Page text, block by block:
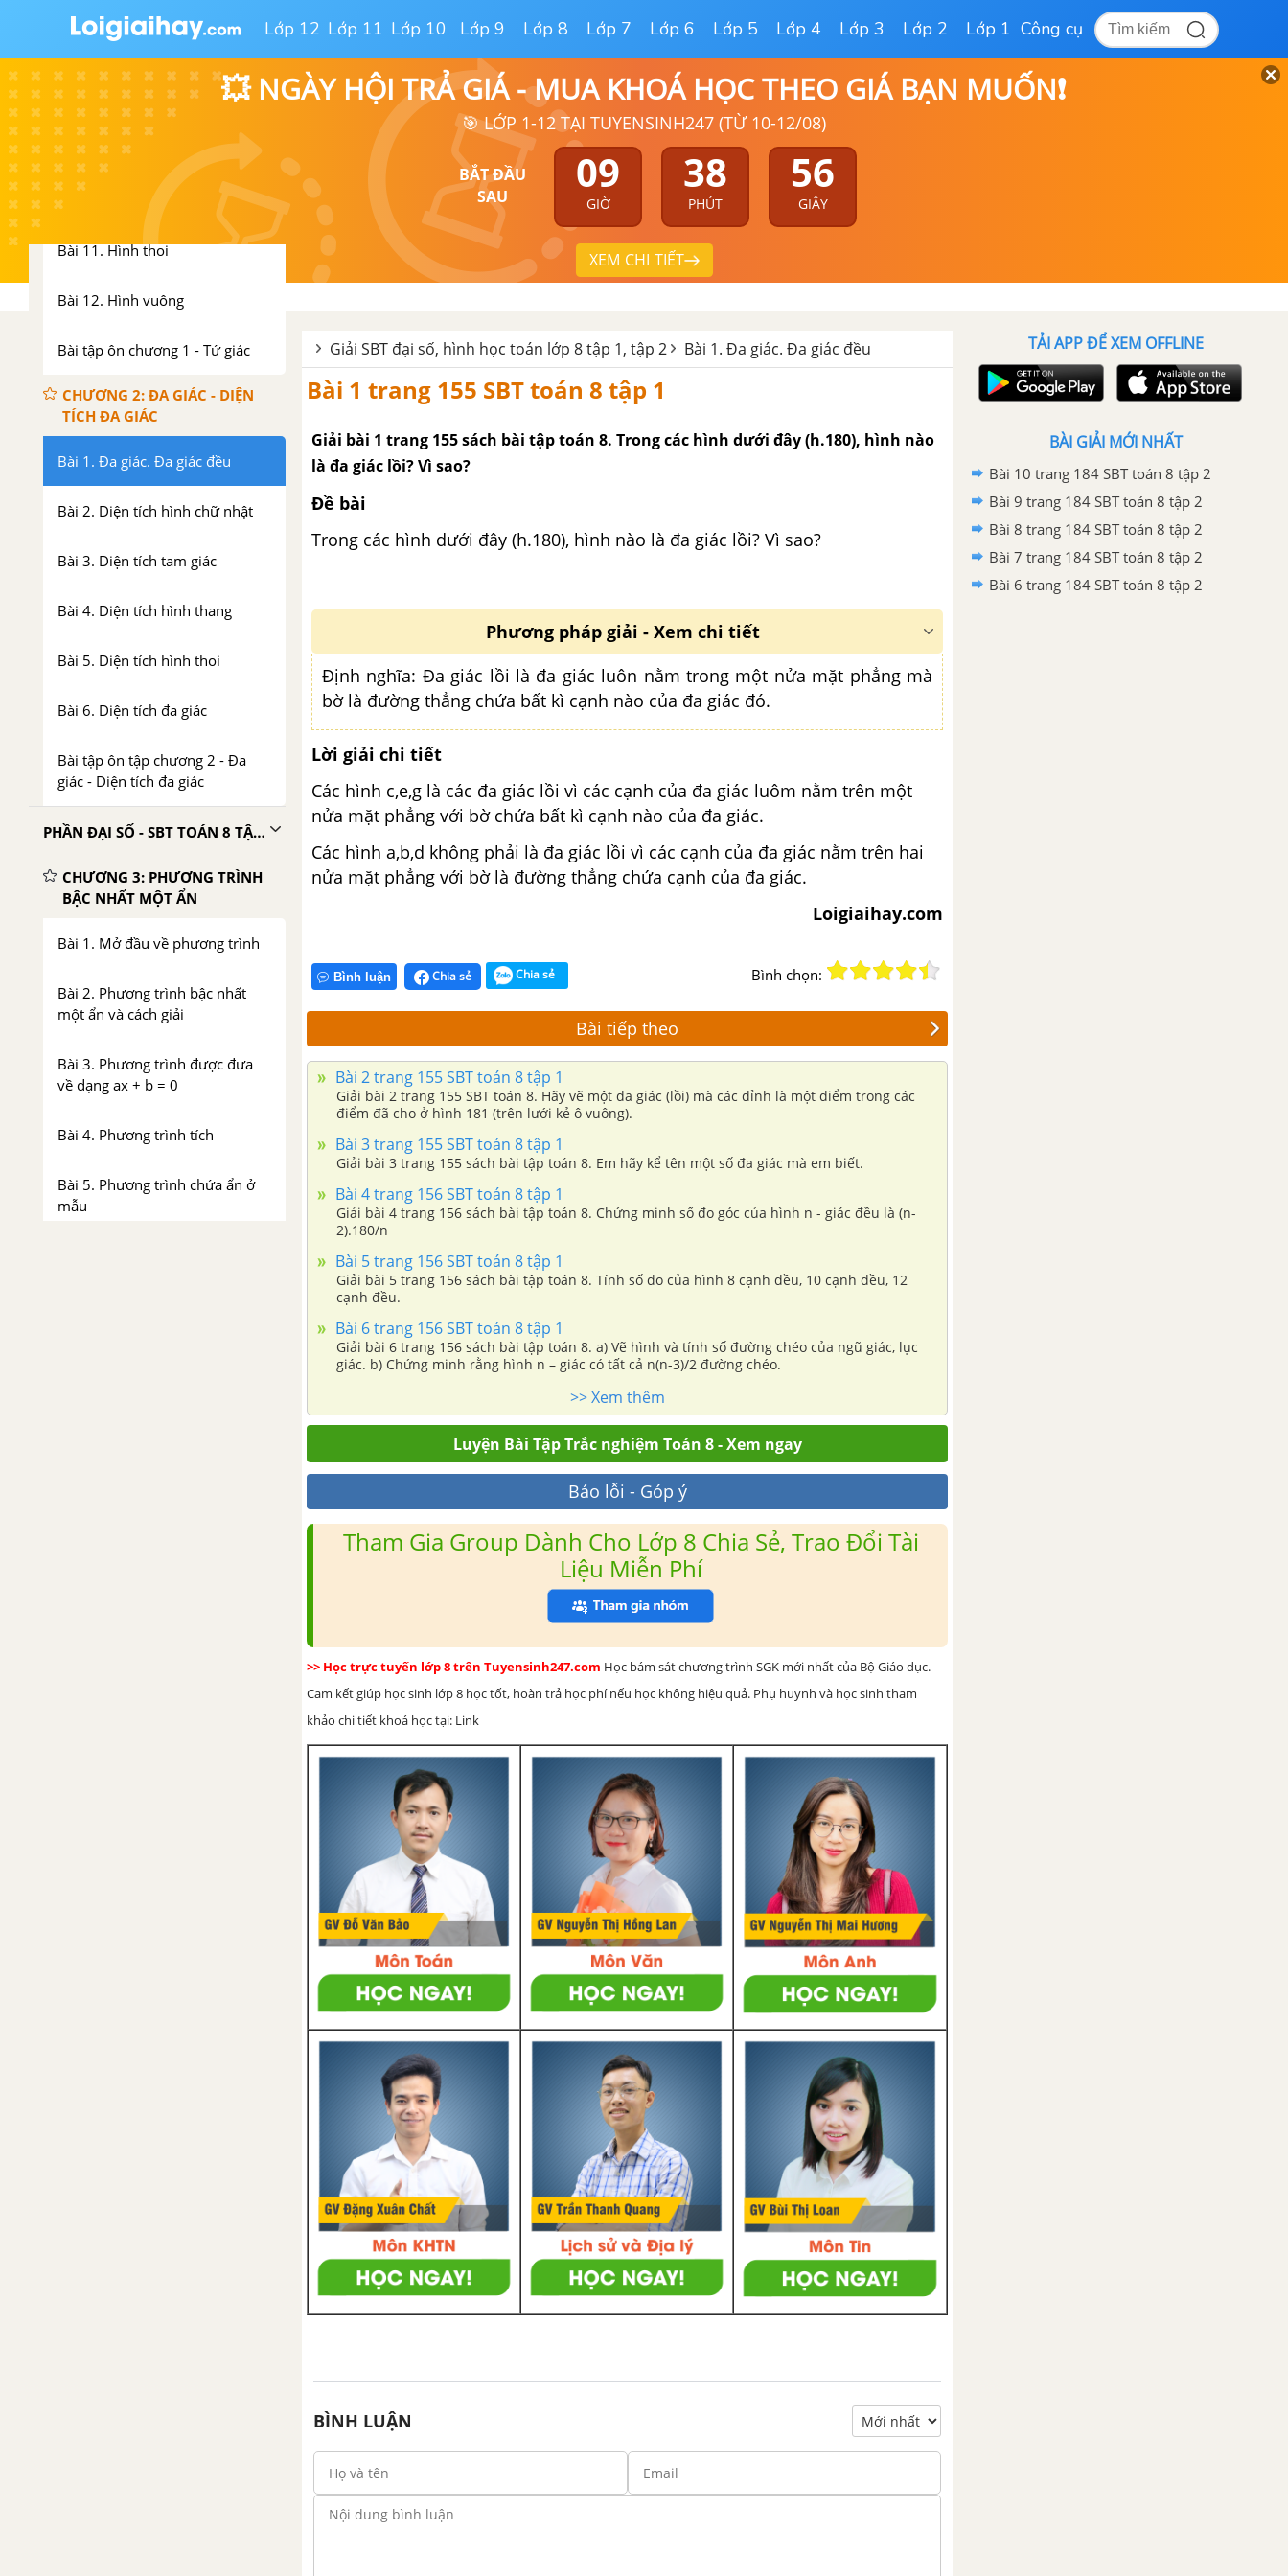
Lớp 12 Lớp 11 Lớp 10 Lớp 9 Lớp 8 Lớp 7 Lớp 6 Lớp 5 Lớp 4 Lớp 3 Lớp 2 Lớp 1 Công cụ
💥 NGÀY HỘI TRẢ GIÁ - MUA KHOÁ HỌC THEO GIÁ BẠN MUỐN❗
🎯 LỚP 1-12 TẠI TUYENSINH247 (TỪ 10-12/08)
BẮT ĐẦU
SAU
09
GIỜ
38
PHÚT
55
GIÂY
XEM CHI TIẾT
Bài 7. Hình bình hành
Bài 8. Đối xứng tâm
Bài 9. Hình chữ nhật
Bài 10. Đường thẳng song song
với một đường thẳng cho trước
Bài 11. Hình thoi
Bài 12. Hình vuông
Bài tập ôn chương 1 - Tứ giác
CHƯƠNG 2: ĐA GIÁC - DIỆN
TÍCH ĐA GIÁC
Bài 1. Đa giác. Đa giác đều
Bài 2. Diện tích hình chữ nhật
Bài 3. Diện tích tam giác
Bài 4. Diện tích hình thang
Bài 5. Diện tích hình thoi
Bài 6. Diện tích đa giác
Bài tập ôn tập chương 2 - Đa
giác - Diện tích đa giác
PHẦN ĐẠI SỐ - SBT TOÁN 8 TẬP 2
CHƯƠNG 3: PHƯƠNG TRÌNH
BẬC NHẤT MỘT ẨN
Bài 1. Mở đầu về phương trình
Bài 2. Phương trình bậc nhất
một ẩn và cách giải
Bài 3. Phương trình được đưa
về dạng ax + b = 0
Bài 4. Phương trình tích
Bài 5. Phương trình chứa ẩn ở
mẫu
Giải SBT đại số, hình học toán lớp 8 tập 1, tập 2 Bài 1. Đa giác. Đa giác đều
Bài 1 trang 155 SBT toán 8 tập 1
Giải bài 1 trang 155 sách bài tập toán 8. Trong các hình dưới đây (h.180), hình nào
là đa giác lồi? Vì sao?
Đề bài
Trong các hình dưới đây (h.180), hình nào là đa giác lồi? Vì sao?
Phương pháp giải - Xem chi tiết
Định nghĩa: Đa giác lồi là đa giác luôn nằm trong một nửa mặt phẳng mà
bờ là đường thẳng chứa bất kì cạnh nào của đa giác đó.
Lời giải chi tiết
Các hình c,e,g là các đa giác lồi vì các cạnh của đa giác luôm nằm trên một
nửa mặt phẳng với bờ chứa bất kì cạnh nào của đa giác.
Các hình a,b,d không phải là đa giác lồi vì các cạnh của đa giác nằm trên hai
nửa mặt phẳng với bờ là đường thẳng chứa cạnh của đa giác.
Loigiaihay.com
Bình luận Chia sẻ Chia sẻ Bình chọn:
Bài tiếp theo
Bài 2 trang 155 SBT toán 8 tập 1
Giải bài 2 trang 155 SBT toán 8. Hãy vẽ một đa giác (lồi) mà các đỉnh là một điểm trong các
điểm đã cho ở hình 181 (trên lưới kẻ ô vuông).
Bài 3 trang 155 SBT toán 8 tập 1
Giải bài 3 trang 155 sách bài tập toán 8. Em hãy kể tên một số đa giác mà em biết.
Bài 4 trang 156 SBT toán 8 tập 1
Giải bài 4 trang 156 sách bài tập toán 8. Chứng minh số đo góc của hình n - giác đều là (n-
2).180/n
Bài 5 trang 156 SBT toán 8 tập 1
Giải bài 5 trang 156 sách bài tập toán 8. Tính số đo của hình 8 cạnh đều, 10 cạnh đều, 12
cạnh đều.
Bài 6 trang 156 SBT toán 8 tập 1
Giải bài 6 trang 156 sách bài tập toán 8. a) Vẽ hình và tính số đường chéo của ngũ giác, lục
giác. b) Chứng minh rằng hình n – giác có tất cả n(n-3)/2 đường chéo.
>> Xem thêm
Luyện Bài Tập Trắc nghiệm Toán 8 - Xem ngay
Báo lỗi - Góp ý
Tham Gia Group Dành Cho Lớp 8 Chia Sẻ, Trao Đổi Tài
Liệu Miễn Phí
>> Học trực tuyến lớp 8 trên Tuyensinh247.com Học bám sát chương trình SGK mới nhất của Bộ Giáo dục.
Cam kết giúp học sinh lớp 8 học tốt, hoàn trả học phí nếu học không hiệu quả. Phụ huynh và học sinh tham
khảo chi tiết khoá học tại: Link
BÌNH LUẬN
TẢI APP ĐỂ XEM OFFLINE
BÀI GIẢI MỚI NHẤT
Bài 10 trang 184 SBT toán 8 tập 2
Bài 9 trang 184 SBT toán 8 tập 2
Bài 8 trang 184 SBT toán 8 tập 2
Bài 7 trang 184 SBT toán 8 tập 2
Bài 6 trang 184 SBT toán 8 tập 2